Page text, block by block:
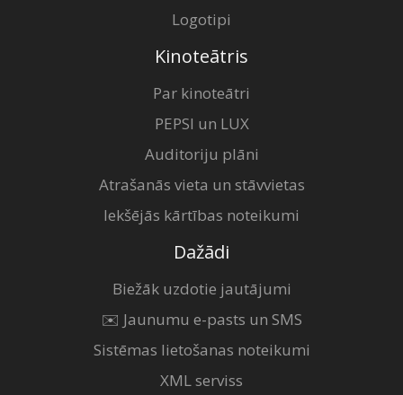
Logotipi
Kinoteātris
Par kinoteātri
PEPSI un LUX
Auditoriju plāni
Atrašanās vieta un stāvvietas
Iekšējās kārtības noteikumi
Dažādi
Biežāk uzdotie jautājumi
✉️ Jaunumu e-pasts un SMS
Sistēmas lietošanas noteikumi
XML serviss